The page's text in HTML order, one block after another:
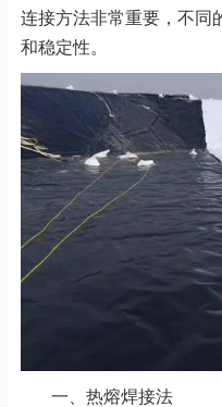
连接方法非常重要，不同
和稳定性。
一、热熔焊接法